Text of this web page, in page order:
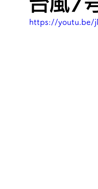
https://youtu.be/